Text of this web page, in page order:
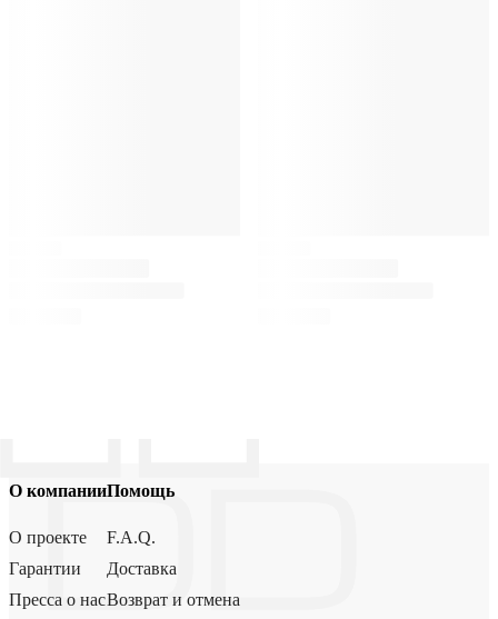
О компании
О проекте
Гарантии
Пресса о нас
Помощь
F.A.Q.
Доставка
Возврат и отмена